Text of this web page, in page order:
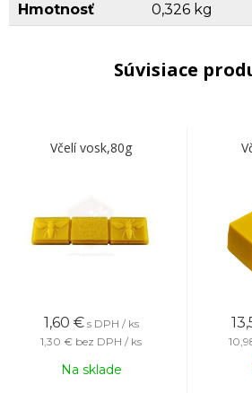
Hmotnosť 0,326 kg
Súvisiace
Včelí vosk,80g
1,60 € s DPH / ks
1,30 € bez DPH / ks
Na sklade